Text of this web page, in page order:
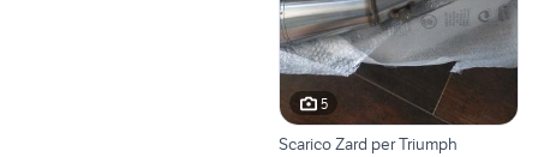
5
Scarico Zard per Triumph